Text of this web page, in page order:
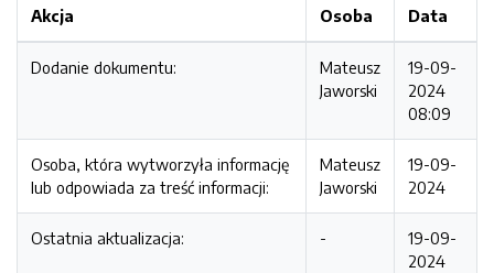
Akcja Osoba Data
Dodanie dokumentu:
Mateusz
Jaworski
19-09-
2024
08:09
Osoba, która wytworzyła informację
lub odpowiada za treść informacji:
Mateusz
Jaworski
19-09-
2024
Ostatnia aktualizacja: -
19-09-
2024